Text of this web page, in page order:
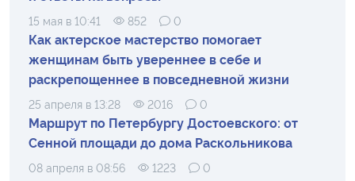
15 мая в 10:41 852 0
Как актерское мастерство помогает
женщинам быть увереннее в себе и
раскрепощеннее в повседневной жизни
25 апреля в 13:28 2016 0
Маршрут по Петербургу Достоевского: от
Сенной площади до дома Раскольникова
08 апреля в 08:56 1223 0